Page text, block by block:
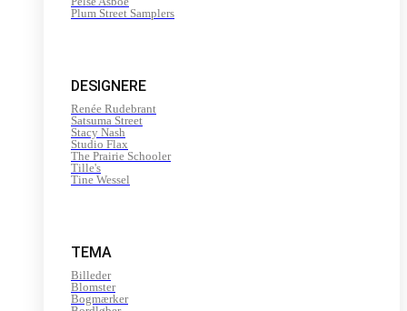
Plum Street Samplers
DESIGNERE
Renée Rudebrant
Satsuma Street
Stacy Nash
Studio Flax
The Prairie Schooler
Tille's
Tine Wessel
TEMA
Billeder
Blomster
Bogmærker